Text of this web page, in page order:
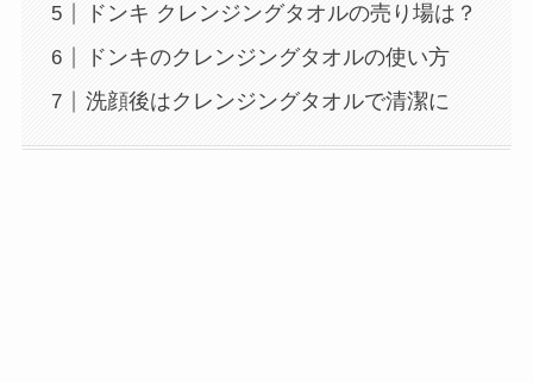
ドンキ クレンジングタオルの売り場は？
ドンキのクレンジングタオルの使い方
洗顔後はクレンジングタオルで清潔に